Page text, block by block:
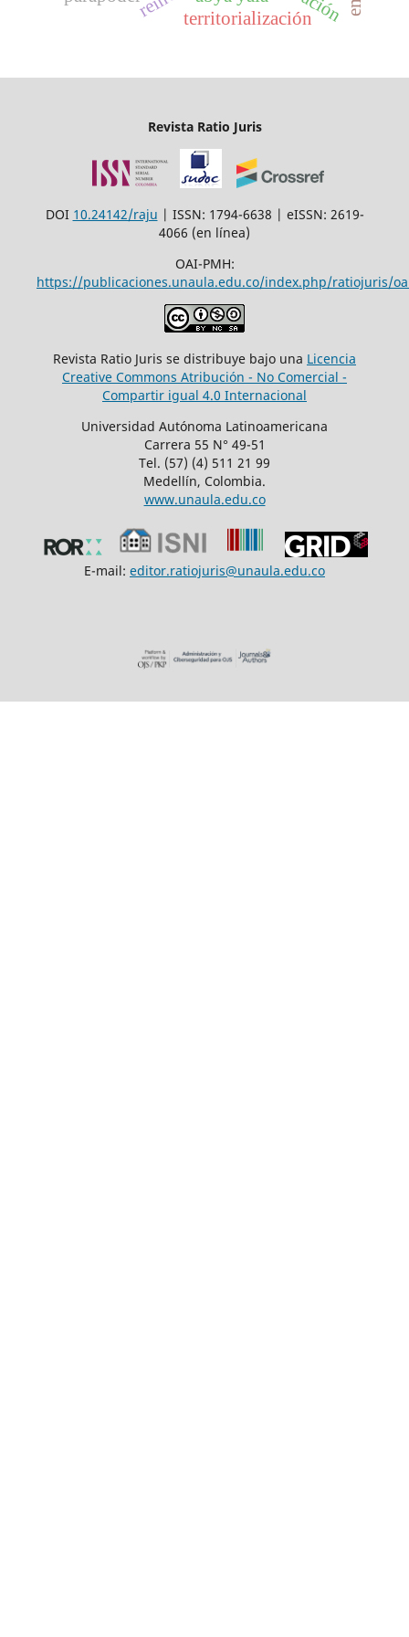
territorialización
Revista Ratio Juris
DOI 10.24142/raju | ISSN: 1794-6638 | eISSN: 2619-
4066 (en línea)
OAI-PMH:
https://publicaciones.unaula.edu.co/index.php/ratiojuris/
Revista Ratio Juris se distribuye bajo una Licencia
Creative Commons Atribución - No Comercial -
Compartir igual 4.0 Internacional
Universidad Autónoma Latinoamericana
Carrera 55 N° 49-51
Tel. (57) (4) 511 21 99
Medellín, Colombia.
www.unaula.edu.co
E-mail: editor.ratiojuris@unaula.edu.co